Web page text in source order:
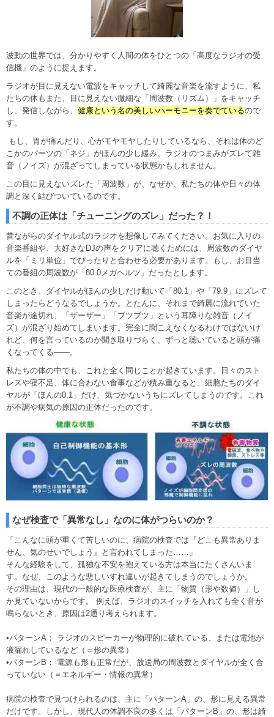
波動の世界では、分かりやすく人間の体をひとつの「高度なラジオの受
信機」のように捉えます。
ラジオが目に見えない電波をキャッチして綺麗な音楽を流すように、私
たちの体もまた、目に見えない微細な「周波数（リズム）」をキャッチ
し、発信しながら、 健康という名の美しいハーモニーを奏でているので
す。
もし、胃が痛んだり、心がモヤモヤしたりしているなら、それは体のど
こかのパーツの「ネジ」がほんの少し緩み、ラジオのつまみがズレて雑
音（ノイズ）が混ざってしまっている状態かもしれません。
この目に見えないズレた「周波数」が、なぜか、私たちの体や日々の体
調と深く結びついているのです。
不調の正体は「チューニングのズレ」だった？！
昔ながらのダイヤル式のラジオを想像してみてください。お気に入りの
音楽番組や、大好きなDJの声をクリアに聴くためには、周波数のダイヤ
ルを「ミリ単位」でぴったりと合わせる必要があります。もし、お目当
ての番組の周波数が「80.0メガヘルツ」だったとします。
このとき、ダイヤルがほんの少しだけ動いて「80.1」や「79.9」にズレて
しまったらどうなるでしょうか。とたんに、それまで綺麗に流れていた
音楽が途切れ、「ザーザー」「ブツブツ」という耳障りな雑音（ノイ
ズ）が混ざり始めてしまいます。完全に聞こえなくなるわけではないけ
れど、何を言っているのか聞き取りづらく、ずっと聴いていると頭が痛
くなってくる――。
私たちの体の中でも、これと全く同じことが起きています。日々のスト
レスや寝不足、体に合わない食事などが積み重なると、細胞たちのダイ
ヤルが「ほんの0.1」だけ、気づかないうちにズレてしまうのです。これ
が不調や病気の原因の正体だったのです。
なぜ検査で「異常なし」なのに体がつらいのか？
「こんなに頭が重くて苦しいのに、病院の検査では『どこも異常ありま
せん、気のせいでしょう』と言われてしまった……」
そんな経験をして、孤独な不安を抱えている方は本当にたくさんいま
す。なぜ、このような悲しいすれ違いが起きてしまうのでしょうか。
その理由は、現代の一般的な医療検査が、主に「物質（形や数値）」し
か見ていないからです。 例えば、ラジオのスイッチを入れても全く音が
鳴らないとき、原因は2通り考えられます。
•パターンA： ラジオのスピーカーが物理的に破れている、または電池が
液漏れしているなど（＝形の異常）
•パターンB： 電源も形も正常だが、放送局の周波数とダイヤルが全く合
っていない（＝エネルギー・情報の異常）
病院の検査で見つけられるのは、主に「パターンA」の、形に見える異常
だけです。しかし、現代人の体調不良の多くは「パターンB」の、形は綺